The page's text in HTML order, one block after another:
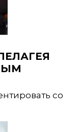
со